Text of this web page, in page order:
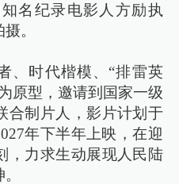
名纪录电影人方励执
。
、时代楷模、“排雷英
原型，邀请到国家一级
合制片人，影片计划于
年下半年上映，在迎
，力求生动展现人民陆